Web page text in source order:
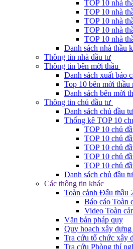
TOP 10 nhà
TOP 10 nhà
TOP 10 nhà
TOP 10 nhà
TOP 10 nhà
Danh sách nhà thầu
Thông tin nhà đầu tư
Thông tin bên mời thầu
Danh sách xuất báo
Top 10 bên mời thầu
Danh sách bên mời
Thông tin chủ đầu tư
Danh sách chủ đầu tư
Thống kê TOP 10
TOP 10 chủ
TOP 10 chủ
TOP 10 chủ
TOP 10 chủ
TOP 10 chủ
Danh sách chủ đầu
Các thông tin khác
Toàn cảnh Đấu thầu
Báo cáo Toàn
Video Toàn
Văn bản pháp quy
Quy hoạch xây
Tra cứu tổ chức xây
Tra cứu Phòng thí